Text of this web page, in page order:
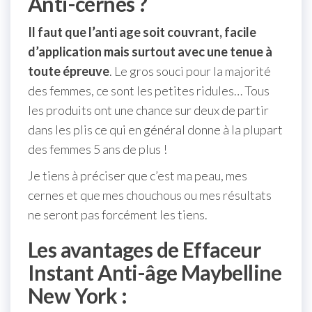
Il faut que l’anti age soit couvrant, facile
d’application mais surtout avec une tenue à
toute épreuve. Le gros souci pour la majorité
des femmes, ce sont les petites ridules… Tous
les produits ont une chance sur deux de partir
dans les plis ce qui en général donne à la plupart
des femmes 5 ans de plus !
Je tiens à préciser que c’est ma peau, mes
cernes et que mes chouchous ou mes résultats
ne seront pas forcément les tiens.
Les avantages de Effaceur
Instant Anti-âge Maybelline
New York :